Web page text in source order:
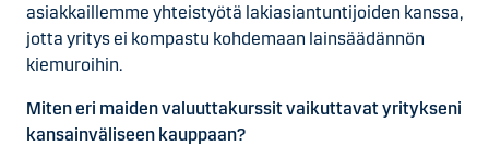
asiakkaillemme yhteistyötä lakiasiantuntijoiden kanssa,
jotta yritys ei kompastu kohdemaan lainsäädännön
kiemuroihin.
Miten eri maiden valuuttakurssit vaikuttavat yritykseni
kansainväliseen kauppaan?